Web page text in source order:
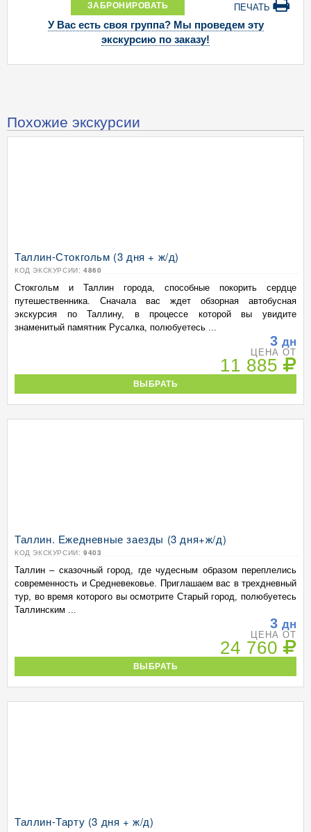
ЗАБРОНИРОВАТЬ ПЕЧАТЬ
У Вас есть своя группа? Мы проведем эту
экскурсию по заказу!
Похожие экскурсии
Таллин-Стокгольм (3 дня + ж/д)
КОД ЭКСКУРСИИ: 4860
Стокгольм и Таллин города, способные покорить сердце
путешественника. Сначала вас ждет обзорная автобусная
экскурсия по Таллину, в процессе которой вы увидите
знаменитый памятник Русалка, полюбуетесь ...
3 дн
ЦЕНА ОТ
11 885
ВЫБРАТЬ
Таллин. Ежедневные заезды (3 дня+ж/д)
КОД ЭКСКУРСИИ: 9403
Таллин – сказочный город, где чудесным образом переплелись
современность и Средневековье. Приглашаем вас в трехдневный
тур, во время которого вы осмотрите Старый город, полюбуетесь
Таллинским ...
3 дн
ЦЕНА ОТ
24 760
ВЫБРАТЬ
Таллин-Тарту (3 дня + ж/д)